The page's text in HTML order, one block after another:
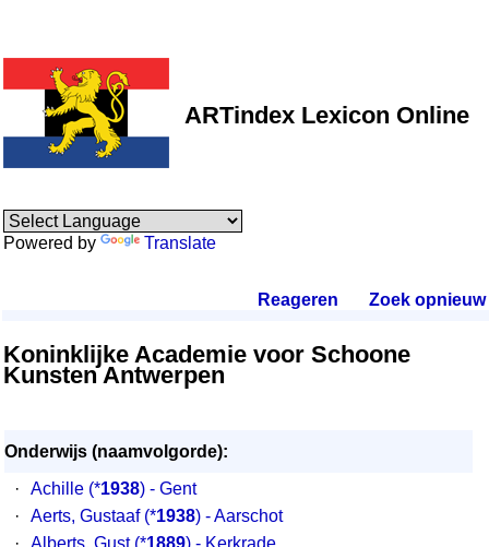
ARTindex Lexicon Online
Powered by Translate
Reageren Zoek opnieuw.
Koninklijke Academie voor Schoone
Kunsten Antwerpen
Onderwijs (naamvolgorde):
·
Achille (*1938) - Gent
·
Aerts, Gustaaf (*1938) - Aarschot
·
Alberts, Gust (*1889) - Kerkrade